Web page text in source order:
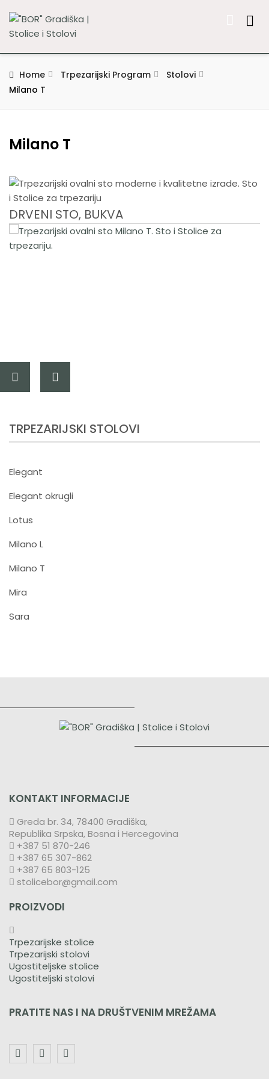
Home Trpezarijski Program
Stolovi
Milano T
Milano T
DRVENI STO, BUKVA
TRPEZARIJSKI STOLOVI
Elegant
Elegant okrugli
Lotus
Milano L
Milano T
Mira
Sara
KONTAKT INFORMACIJE
Greda br. 34, 78400 Gradiška,
Republika Srpska, Bosna i Hercegovina
+387 51 870-246
+387 65 307-862
+387 65 803-125
stolicebor@gmail.com
PROIZVODI
Trpezarijske stolice
Trpezarijski stolovi
Ugostiteljske stolice
Ugostiteljski stolovi
PRATITE NAS I NA DRUŠTVENIM MREŽAMA